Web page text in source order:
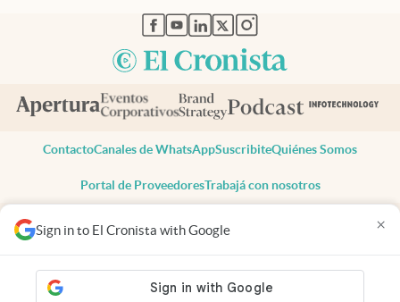
Sign in to El Cronista with Google ×
abre en nueva pestaña
abre en nueva pestaña
abre en nueva pestaña
abre en nueva pestaña
abre en nueva pestaña
ContactoCanales de WhatsAppSuscribiteQuiénes Somos
Portal de ProveedoresTrabajá con nosotros
Todos los derechos reservados
Privacidad
Consentimiento